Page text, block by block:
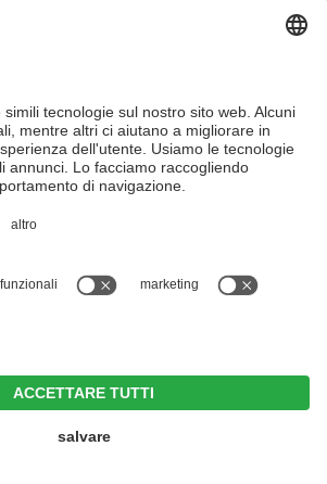
decisamente nel posto giusto! La
per i
anche vari punti di ristoro: la Malga
è aperta anche in inverno.
Fane presso Valles